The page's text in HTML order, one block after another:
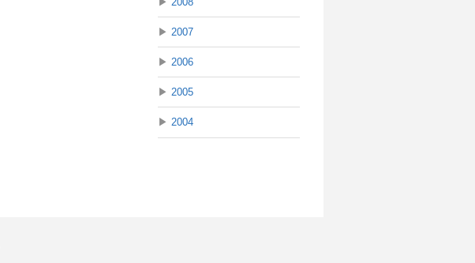
▶ 2007
▶ 2006
▶ 2005
▶ 2004